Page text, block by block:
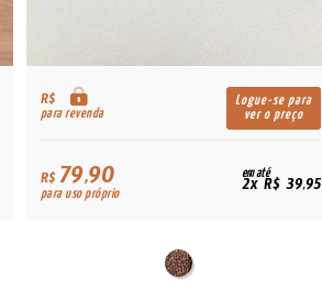
R$
para revenda
Logue-se para
ver o preço
R$79,90
para uso próprio
em até
2x R$ 39,95